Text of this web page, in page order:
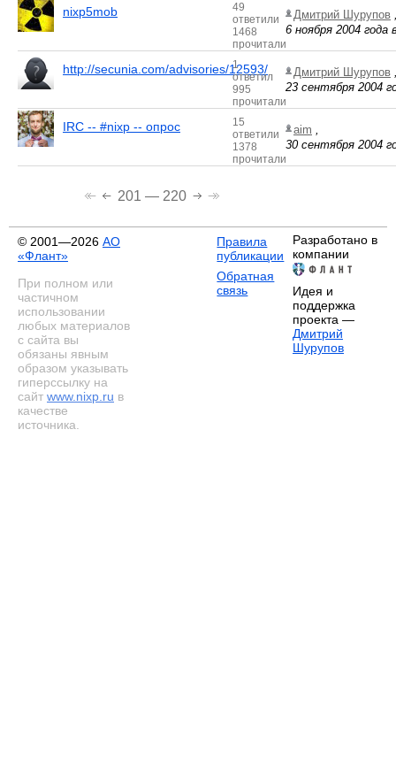
nixp5mob
49
ответили
1468
прочитали
Дмитрий Шурупов
6 ноября 2004 года
http://secunia.com/advisories/12593/
1
ответил
995
прочитали
Дмитрий Шурупов
23 сентября 2004
IRC -- #nixp -- опрос
15
ответили
1378
прочитали
aim ,
30 сентября 2004
201 — 220
© 2001—2026 АО
«Флант»
При полном или
частичном
использовании
любых материалов
с сайта вы
обязаны явным
образом указывать
гиперссылку на
сайт www.nixp.ru в
качестве
источника.
Правила
публикации
Обратная
связь
Разработано в
компании
Идея и
поддержка
проекта —
Дмитрий
Шурупов